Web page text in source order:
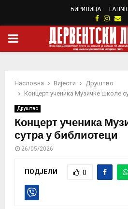
ЋИРИЛИЦА
Facebook
PRIMARY
Насловна Вијести
Друштво
Концерт ученика Музичке школе
Друштво
Концерт ученика
сутра у библиотеци
26/05/2026
ПОДЈЕЛИ 0